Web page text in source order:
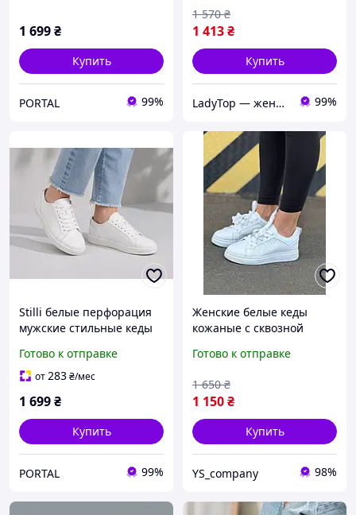
1 699₴
Купить
PORTAL 99%
1 413₴
1 570 ₴
Купить
LadyTop — женская обувь и одежда 99%
Stilli белые перфорация
мужские стильные кеды
Готово к отправке
от283₴/мес
1 699₴
Купить
PORTAL 99%
Женские белые кеды
кожаные с сквозной
дышащие кроссовки
натуральной кожи.
Готово к отправке
1 150₴
1 650 ₴
Купить
YS_company 98%